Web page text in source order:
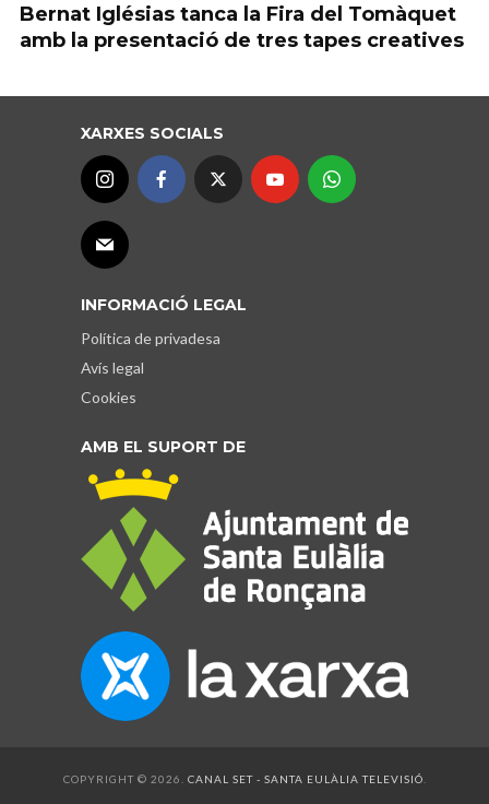
Bernat Iglésias tanca la Fira del Tomàquet
amb la presentació de tres tapes creatives
XARXES SOCIALS
INFORMACIÓ LEGAL
Política de privadesa
Avís legal
Cookies
AMB EL SUPORT DE
COPYRIGHT © 2026. CANAL SET - SANTA EULÀLIA TELEVISIÓ